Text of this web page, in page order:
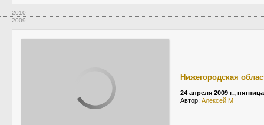
2010
2009
Нижегородская
24 апреля 2009 г., пятница
Автор: Алексей М